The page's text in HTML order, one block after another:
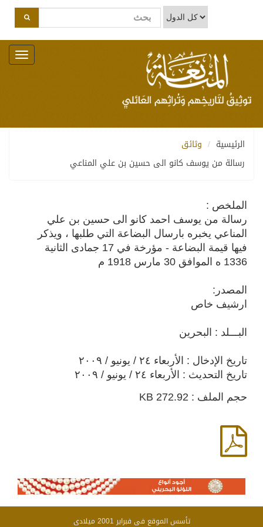
Toggle
navigation
الرئيسية
وثائق
رسالة من يوسف كانو الى حسين بن علي المناعي
الملخص :
رسالة من يوسف احمد كانو الى حسين بن علي
المناعي يخبره بارسال البضاعة التي طلبها ، ويذكر
فيها قيمة البضاعة - مؤرخة في 17 جمادى الثانية
1336 ه الموافق 30 مارس 1918 م
المصدر:
ارشيف خاص
البـــلد : البحرين
تاريخ الإدخال : الأربعاء ٢٤ / يونيو / ٢٠٠٩
تاريخ التحديث : الأربعاء ٢٤ / يونيو / ٢٠٠٩
حجم الملف : 272.92 KB
تأسس الموقع فى فبراير 2001 ميلادى